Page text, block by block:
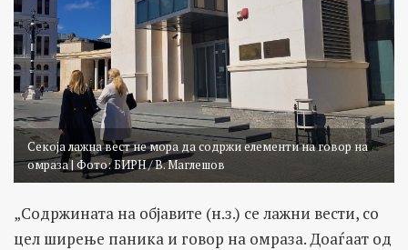
Секоја лажна вест не мора да содржи елементи на говор на
омраза | Фото: БИРН / В. Маглешов
„Содржината на објавите (н.з.) се лажни вести, со
цел ширење паника и говор на омраза. Доаѓаат од